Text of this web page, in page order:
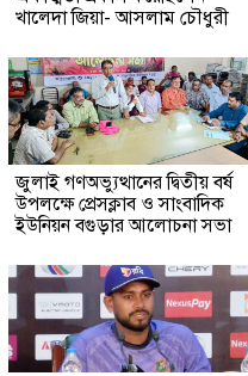
খালেদা জিয়া- আসলাম চৌধুরী
জুলাই গণঅভ্যুত্থানের দ্বিতীয় বর্ষ
উপলক্ষে প্রেসক্লাব ও সাংবাদিক
ইউনিয়ন বগুড়ার আলোচনা সভা